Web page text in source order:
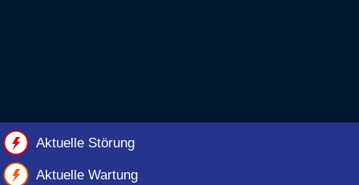
Aktuelle Störung
Aktuelle Wartung